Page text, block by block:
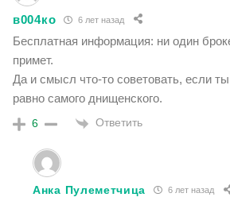
в004ко 6 лет назад
Бесплатная информация: ни один
примет.
Да и смысл что-то советовать, если
равно самого днищенского.
6 Ответить
Анка Пулеметчица 6 лет назад